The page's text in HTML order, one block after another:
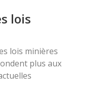
lois
lois minières
plus aux